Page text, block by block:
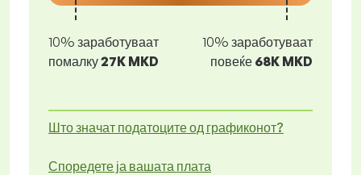
10% заработуваат
помалку27K MKD
10% заработуваат
повеќе 68K MKD
Што значат податоците од графиконот?
Споредете ја вашата плата